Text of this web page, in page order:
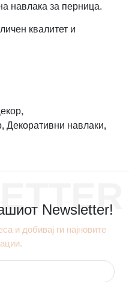
навлака за перница.
квалитет и
,
, Декоративни навлаки,
Newsletter!
и добивај ги најновите